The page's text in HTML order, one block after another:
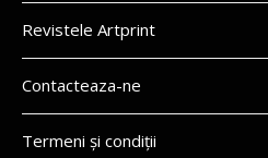
Revistele Artprint
Contacteaza-ne
Termeni și condiții